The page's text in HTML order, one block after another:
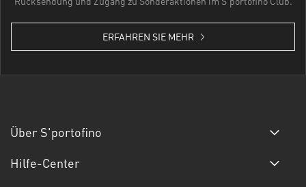
ERFAHREN SIE MEHR
Über S'portofino
Hilfe-Center